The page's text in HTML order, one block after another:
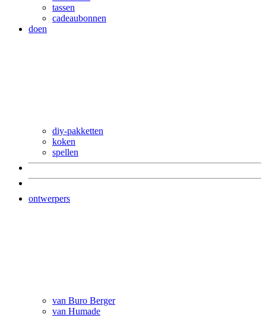
tassen
cadeaubonnen
doen
diy-pakketten
koken
spellen
ontwerpers
van Buro Berger
van Humade